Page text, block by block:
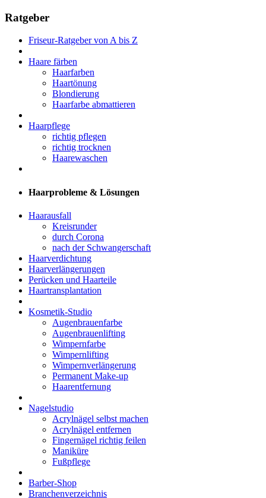
Ratgeber
Friseur-Ratgeber von A bis Z
Haare färben
Haarfarben
Haartönung
Blondierung
Haarfarbe abmattieren
Haarpflege
richtig pflegen
richtig trocknen
Haarewaschen
Haarprobleme & Lösungen
Haarausfall
Kreisrunder
durch Corona
nach der Schwangerschaft
Haarverdichtung
Haarverlängerungen
Perücken und Haarteile
Haartransplantation
Kosmetik-Studio
Augenbrauenfarbe
Augenbrauenlifting
Wimpernfarbe
Wimpernlifting
Wimpernverlängerung
Permanent Make-up
Haarentfernung
Nagelstudio
Acrylnägel selbst machen
Acrylnägel entfernen
Fingernägel richtig feilen
Maniküre
Fußpflege
Barber-Shop
Branchenverzeichnis